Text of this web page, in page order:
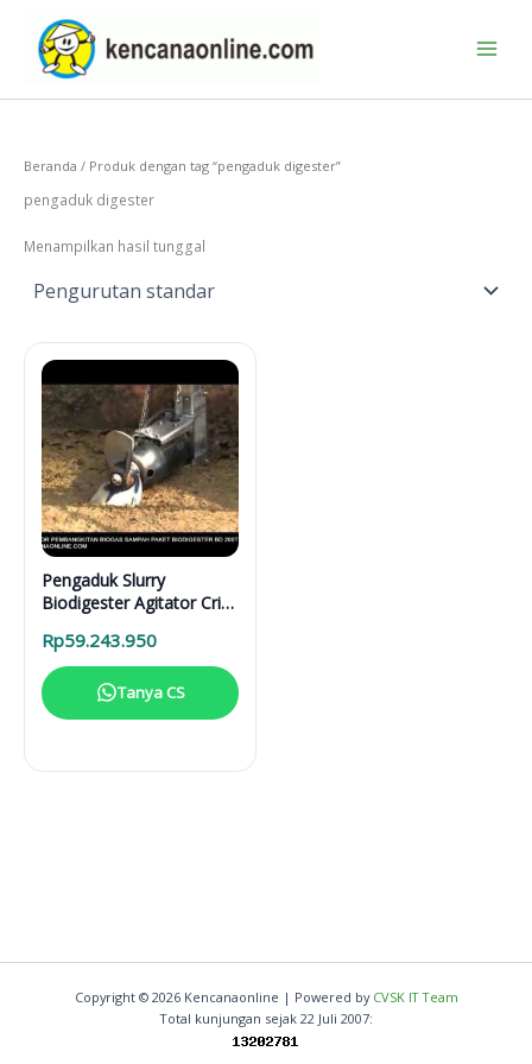
konten
Beranda / Produk dengan tag “pengaduk digester”
pengaduk digester
Menampilkan hasil tunggal
Pengaduk Slurry
Biodigester Agitator Cri-
Rp59.243.950
Tanya CS
Copyright © 2026 Kencanaonline | Powered by CVSK IT Team
Total kunjungan sejak 22 Juli 2007: